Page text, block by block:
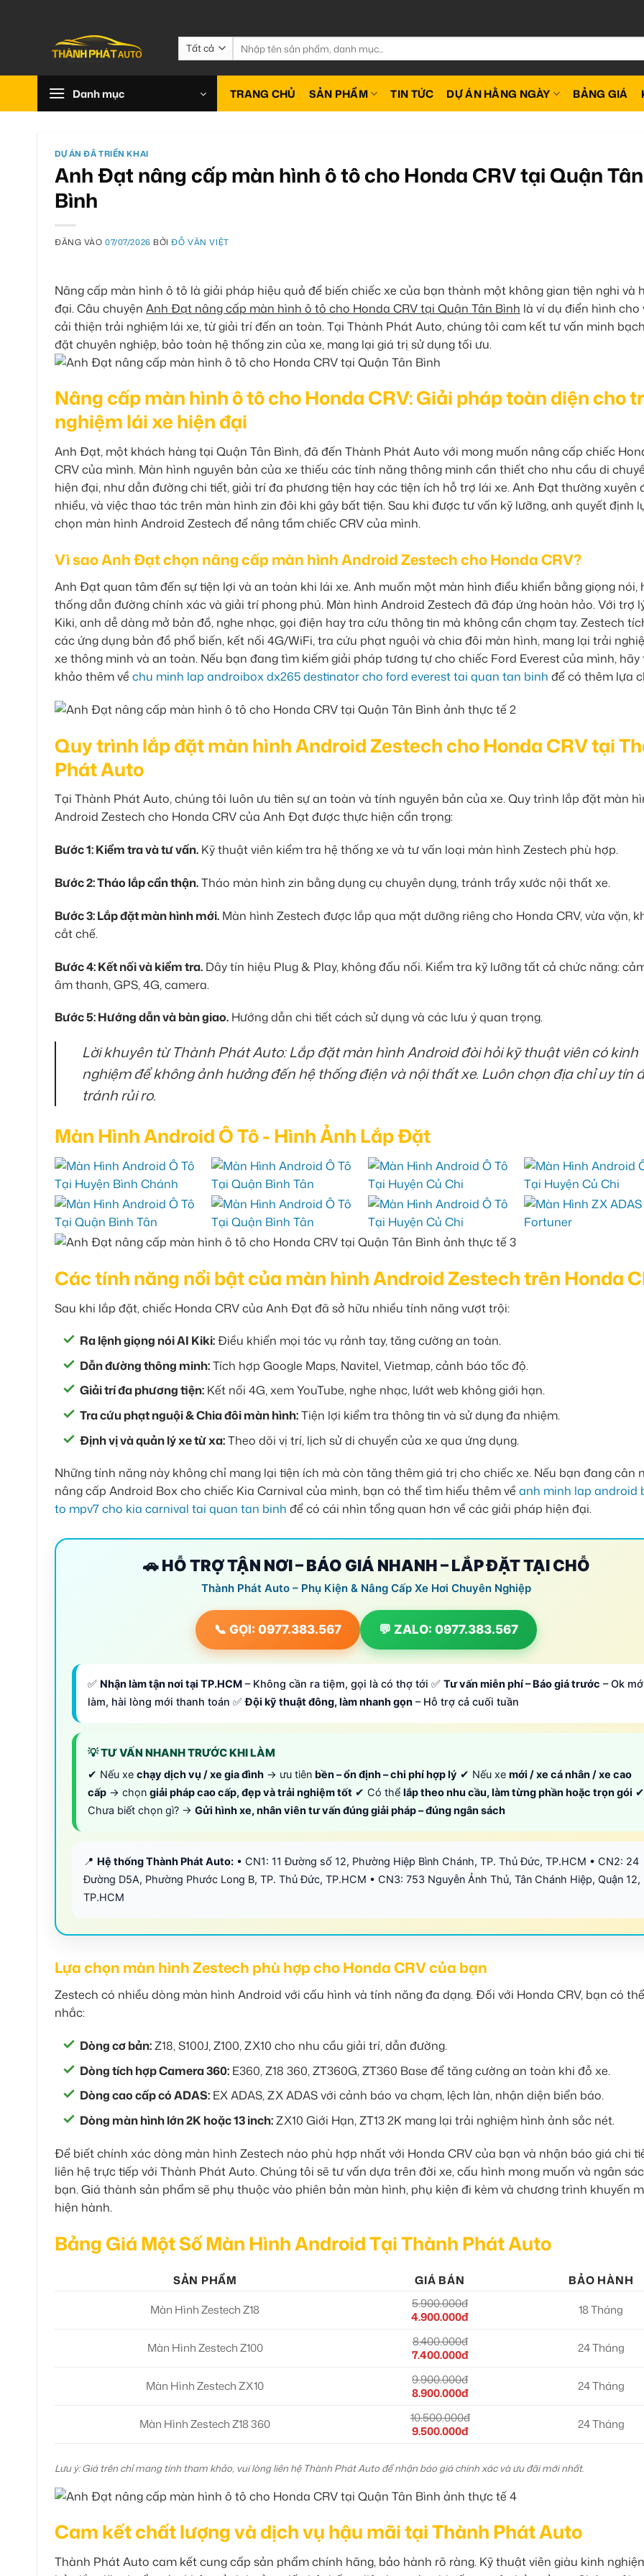
Tìm
kiếm:
Danh mục TRANG CHỦ SẢN PHẨM TIN TỨC DỰ ÁN HẰNG NGÀY BẢNG GIÁ
DỰ ÁN ĐÃ TRIỂN KHAI
Anh Đạt nâng cấp màn hình ô tô cho Honda CRV tại Quận Tân
Bình
ĐĂNG VÀO07/07/2026 BỞIĐỖ VĂN VIỆT
Nâng cấp màn hình ô tô là giải pháp hiệu quả để biến chiếc xe của bạn thành một không gian tiện nghi và
đại. Câu chuyện Anh Đạt nâng cấp màn hình ô tô cho Honda CRV tại Quận Tân Bình là ví dụ điển hình cho
cải thiện trải nghiệm lái xe, từ giải trí đến an toàn. Tại Thành Phát Auto, chúng tôi cam kết tư vấn minh
đặt chuyên nghiệp, bảo toàn hệ thống zin của xe, mang lại giá trị sử dụng tối ưu.
Nâng cấp màn hình ô tô cho Honda CRV: Giải pháp toàn diện cho
nghiệm lái xe hiện đại
Anh Đạt, một khách hàng tại Quận Tân Bình, đã đến Thành Phát Auto với mong muốn nâng cấp chiếc
CRV của mình. Màn hình nguyên bản của xe thiếu các tính năng thông minh cần thiết cho nhu cầu di
hiện đại, như dẫn đường chi tiết, giải trí đa phương tiện hay các tiện ích hỗ trợ lái xe. Anh Đạt thường xuyên
nhiều, và việc thao tác trên màn hình zin đôi khi gây bất tiện. Sau khi được tư vấn kỹ lưỡng, anh quyết định
chọn màn hình Android Zestech để nâng tầm chiếc CRV của mình.
Vì sao Anh Đạt chọn nâng cấp màn hình Android Zestech cho Honda CRV?
Anh Đạt quan tâm đến sự tiện lợi và an toàn khi lái xe. Anh muốn một màn hình điều khiển bằng giọng nói,
thống dẫn đường chính xác và giải trí phong phú. Màn hình Android Zestech đã đáp ứng hoàn hảo. Với trợ
Kiki, anh dễ dàng mở bản đồ, nghe nhạc, gọi điện hay tra cứu thông tin mà không cần chạm tay. Zestech
các ứng dụng bản đồ phổ biến, kết nối 4G/WiFi, tra cứu phạt nguội và chia đôi màn hình, mang lại trải
xe thông minh và an toàn. Nếu bạn đang tìm kiếm giải pháp tương tự cho chiếc Ford Everest của mình,
khảo thêm về chu minh lap androibox dx265 destinator cho ford everest tai quan tan binh để có thêm lựa
Quy trình lắp đặt màn hình Android Zestech cho Honda CRV tại
Phát Auto
Tại Thành Phát Auto, chúng tôi luôn ưu tiên sự an toàn và tính nguyên bản của xe. Quy trình lắp đặt màn
Android Zestech cho Honda CRV của Anh Đạt được thực hiện cẩn trọng:
Bước 1: Kiểm tra và tư vấn. Kỹ thuật viên kiểm tra hệ thống xe và tư vấn loại màn hình Zestech phù hợp.
Bước 2: Tháo lắp cẩn thận.Tháo màn hình zin bằng dụng cụ chuyên dụng, tránh trầy xước nội thất xe.
Bước 3: Lắp đặt màn hình mới. Màn hình Zestech được lắp qua mặt dưỡng riêng cho Honda CRV, vừa vặn,
cắt chế.
Bước 4: Kết nối và kiểm tra. Dây tín hiệu Plug & Play, không đấu nối. Kiểm tra kỹ lưỡng tất cả chức năng:
âm thanh, GPS, 4G, camera.
Bước 5: Hướng dẫn và bàn giao. Hướng dẫn chi tiết cách sử dụng và các lưu ý quan trọng.
Lời khuyên từ Thành Phát Auto:Lắp đặt màn hình Android đòi hỏi kỹ thuật viên có kinh
nghiệm để không ảnh hưởng đến hệ thống điện và nội thất xe. Luôn chọn địa chỉ uy tín
tránh rủi ro.
Màn Hình Android Ô Tô - Hình Ảnh Lắp Đặt
Các tính năng nổi bật của màn hình Android Zestech trên Honda
Sau khi lắp đặt, chiếc Honda CRV của Anh Đạt đã sở hữu nhiều tính năng vượt trội:
Ra lệnh giọng nói AI Kiki:Điều khiển mọi tác vụ rảnh tay, tăng cường an toàn.
Dẫn đường thông minh:Tích hợp Google Maps, Navitel, Vietmap, cảnh báo tốc độ.
Giải trí đa phương tiện: Kết nối 4G, xem YouTube, nghe nhạc, lướt web không giới hạn.
Tra cứu phạt nguội & Chia đôi màn hình:Tiện lợi kiểm tra thông tin và sử dụng đa nhiệm.
Định vị và quản lý xe từ xa:Theo dõi vị trí, lịch sử di chuyển của xe qua ứng dụng.
Những tính năng này không chỉ mang lại tiện ích mà còn tăng thêm giá trị cho chiếc xe. Nếu bạn đang cân
nâng cấp Android Box cho chiếc Kia Carnival của mình, bạn có thể tìm hiểu thêm về anh minh lap android
to mpv7 cho kia carnival tai quan tan binh để có cái nhìn tổng quan hơn về các giải pháp hiện đại.
🚗 HỖ TRỢ TẬN NƠI – BÁO GIÁ NHANH – LẮP ĐẶT TẠI CHỖ
Thành Phát Auto – Phụ Kiện & Nâng Cấp Xe Hơi Chuyên Nghiệp
📞 GỌI: 0977.383.567 💬 ZALO: 0977.383.567
✅ Nhận làm tận nơi tại TP.HCM – Không cần ra tiệm, gọi là có thợ tới ✅ Tư vấn miễn phí – Báo giá trước – Ok
làm, hài lòng mới thanh toán ✅Đội kỹ thuật đông, làm nhanh gọn – Hỗ trợ cả cuối tuần
💡 TƯ VẤN NHANH TRƯỚC KHI LÀM
✔ Nếu xe chạy dịch vụ / xe gia đình → ưu tiên bền – ổn định – chi phí hợp lý ✔ Nếu xe mới / xe cá nhân / xe cao
cấp → chọn giải pháp cao cấp, đẹp và trải nghiệm tốt ✔ Có thể lắp theo nhu cầu, làm từng phần hoặc trọn gói ✔
Chưa biết chọn gì? → Gửi hình xe, nhân viên tư vấn đúng giải pháp – đúng ngân sách
📍 Hệ thống Thành Phát Auto: • CN1: 11 Đường số 12, Phường Hiệp Bình Chánh, TP. Thủ Đức, TP.HCM • CN2: 24
Đường D5A, Phường Phước Long B, TP. Thủ Đức, TP.HCM • CN3: 753 Nguyễn Ảnh Thủ, Tân Chánh Hiệp, Quận 12,
TP.HCM
Lựa chọn màn hình Zestech phù hợp cho Honda CRV của bạn
Zestech có nhiều dòng màn hình Android với cấu hình và tính năng đa dạng. Đối với Honda CRV, bạn có
nhắc:
Dòng cơ bản:Z18, S100J, Z100, ZX10 cho nhu cầu giải trí, dẫn đường.
Dòng tích hợp Camera 360: E360, Z18 360, ZT360G, ZT360 Base để tăng cường an toàn khi đỗ xe.
Dòng cao cấp có ADAS: EX ADAS, ZX ADAS với cảnh báo va chạm, lệch làn, nhận diện biển báo.
Dòng màn hình lớn 2K hoặc 13 inch:ZX10 Giới Hạn, ZT13 2K mang lại trải nghiệm hình ảnh sắc nét.
Để biết chính xác dòng màn hình Zestech nào phù hợp nhất với Honda CRV của bạn và nhận báo giá chi
liên hệ trực tiếp với Thành Phát Auto. Chúng tôi sẽ tư vấn dựa trên đời xe, cấu hình mong muốn và ngân
bạn. Giá thành sản phẩm sẽ phụ thuộc vào phiên bản màn hình, phụ kiện đi kèm và chương trình khuyến
hiện hành.
Bảng Giá Một Số Màn Hình Android Tại Thành Phát Auto
SẢN PHẨM GIÁ BÁN
BẢO HÀNH
Màn Hình Zestech Z18
5.900.000đ
4.900.000đ
18 Tháng
Màn Hình Zestech Z100
8.400.000đ
7.400.000đ
24 Tháng
Màn Hình Zestech ZX10
9.900.000đ
8.900.000đ
24 Tháng
Màn Hình Zestech Z18 360
10.500.000đ
9.500.000đ
24 Tháng
Lưu ý: Giá trên chỉ mang tính tham khảo, vui lòng liên hệ Thành Phát Auto để nhận báo giá chính xác và ưu đãi mới nhất.
Cam kết chất lượng và dịch vụ hậu mãi tại Thành Phát Auto
Thành Phát Auto cam kết cung cấp sản phẩm chính hãng, bảo hành rõ ràng. Kỹ thuật viên giàu kinh